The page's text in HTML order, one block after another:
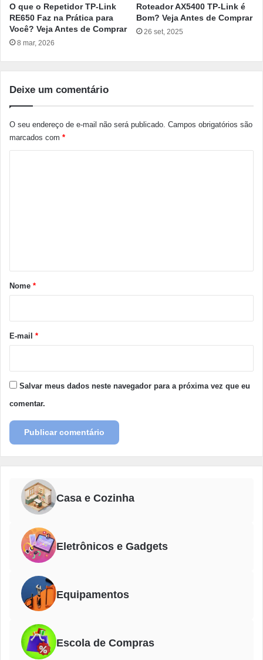
O que o Repetidor TP-Link
RE650 Faz na Prática para
Você? Veja Antes de Comprar
8 mar, 2026
Roteador AX5400 TP-Link é
Bom? Veja Antes de Comprar
26 set, 2025
Deixe um comentário
O seu endereço de e-mail não será publicado. Campos obrigatórios são
marcados com *
r
*
Nome *
E-mail *
Salvar meus dados neste navegador para a próxima vez que eu
comentar.
Casa e Cozinha
Eletrônicos e Gadgets
Equipamentos
Escola de Compras